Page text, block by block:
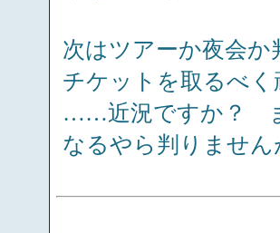
次はツアーか夜会
チケットを取るべ
……近況ですか？
なるやら判りません